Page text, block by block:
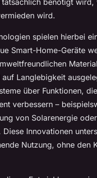
benötigt wird,
wird.
spielen hierbei
Smart-Home-Geräte
Langlebigkeit
über Funktionen,
verbessern –
von Solarenergie oder
Diese Innovationen
Nutzung, ohne den